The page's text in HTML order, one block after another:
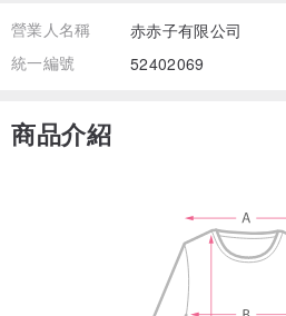
營業人名稱
赤赤子有限公司
統一編號
52402069
商品介紹